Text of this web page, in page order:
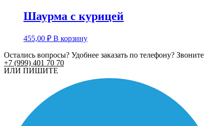
Шаурма с курицей
455,00 ₽ В корзину
Остались вопросы? Удобнее заказать по телефону? Звоните
+7 (999) 401 70 70
ИЛИ ПИШИТЕ